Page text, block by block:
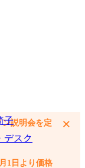
子
デスク
きます説明会を定
1日より価格
×